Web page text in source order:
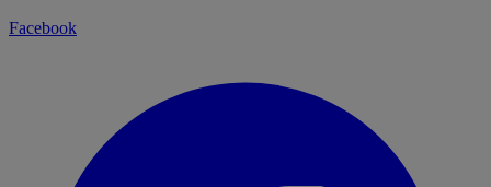
Facebook